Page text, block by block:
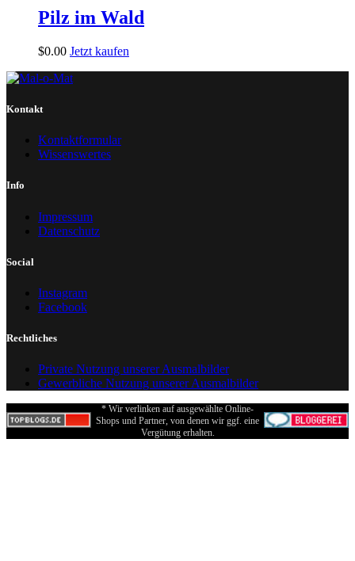
Pilz im Wald
$0.00 Jetzt kaufen
Kontakt
Kontaktformular
Wissenswertes
Info
Impressum
Datenschutz
Social
Instagram
Facebook
Rechtliches
Private Nutzung unserer Ausmalbilder
Gewerbliche Nutzung unserer Ausmalbilder
* Wir verlinken auf ausgewählte Online-
Shops und Partner, von denen wir ggf. eine
Vergütung erhalten.